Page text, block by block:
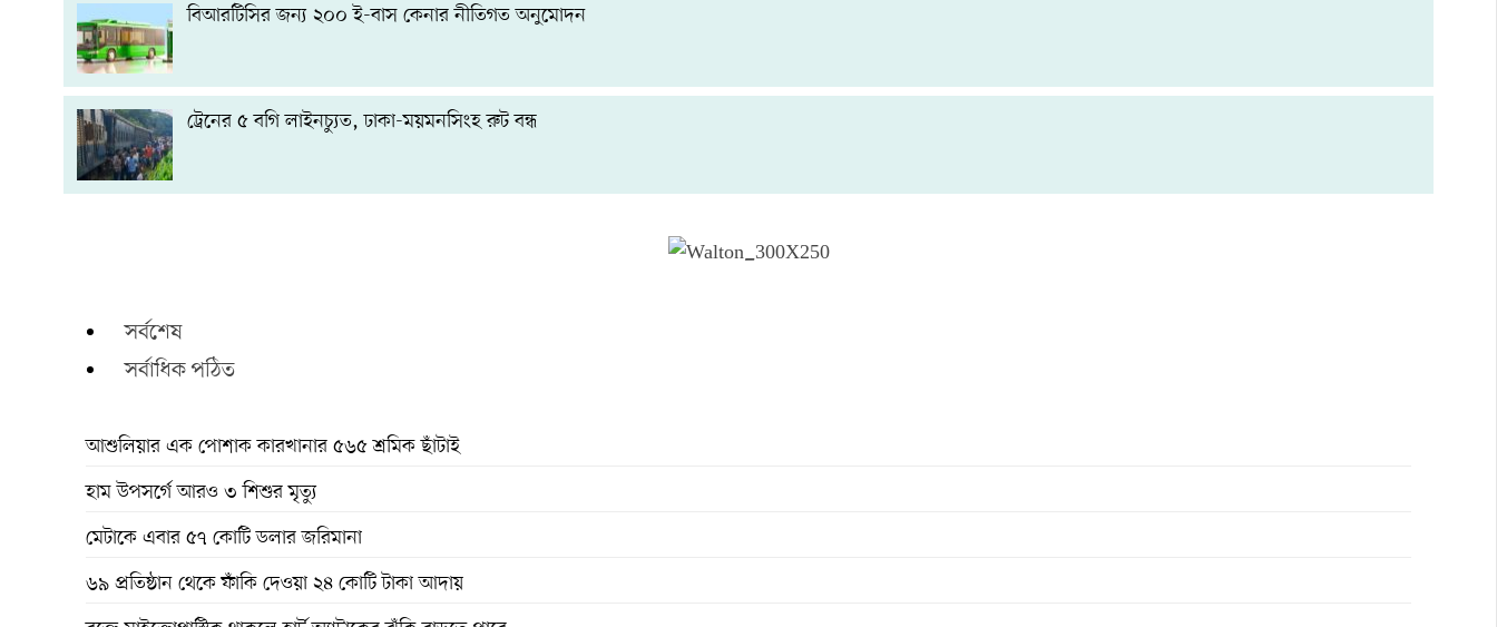
বিআরটিসির জন্য ২০০ ই-বাস কেনার নীতিগত অনুমোদন
ট্রেনের ৫ বগি লাইনচ্যুত, ঢাকা-ময়মনসিংহ রুট বন্ধ
সর্বশেষ
সর্বাধিক পঠিত
আশুলিয়ার এক পোশাক কারখানার ৫৬৫ শ্রমিক ছাঁটাই
হাম উপসর্গে আরও ৩ শিশুর মৃত্যু
মেটাকে এবার ৫৭ কোটি ডলার জরিমানা
৬৯ প্রতিষ্ঠান থেকে ফাঁকি দেওয়া ২৪ কোটি টাকা আদায়